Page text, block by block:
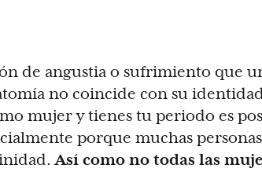
de angustia o sufrimiento que
no coincide con su
mujer y tienes tu periodo es
porque muchas personas
Así como no todas las